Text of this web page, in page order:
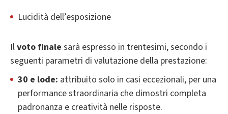
Lucidità dell’esposizione
Ilvoto finale sarà espresso in trentesimi, secondo i
seguenti parametri di valutazione della prestazione:
30 e lode: attribuito solo in casi eccezionali, per una
performance straordinaria che dimostri completa
padronanza e creatività nelle risposte.